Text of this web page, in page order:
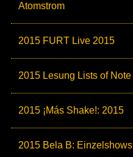
Atomstrom
2015 FURT Live 2015
2015 Lesung Lists of Note
2015 ¡Más Shake!: 2015
2015 Bela B: Einzelshows